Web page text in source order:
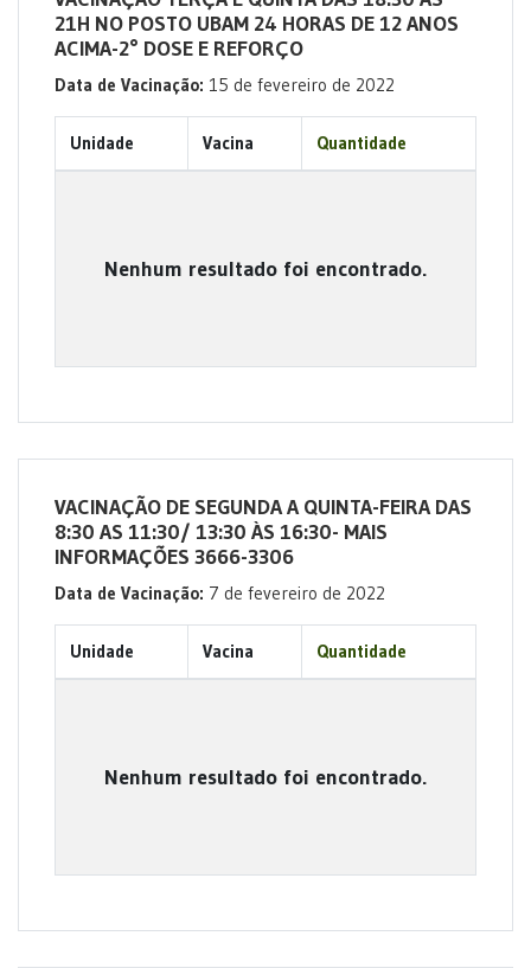
21H NO POSTO UBAM 24 HORAS DE 12 ANOS
ACIMA-2° DOSE E REFORÇO
Data de Vacinação: 15 de fevereiro de 2022
Unidade Vacina Quantidade
Nenhum resultado foi encontrado.
VACINAÇÃO DE SEGUNDA A QUINTA-FEIRA DAS
8:30 AS 11:30/ 13:30 ÀS 16:30- MAIS
INFORMAÇÕES 3666-3306
Data de Vacinação: 7 de fevereiro de 2022
Unidade Vacina Quantidade
Nenhum resultado foi encontrado.